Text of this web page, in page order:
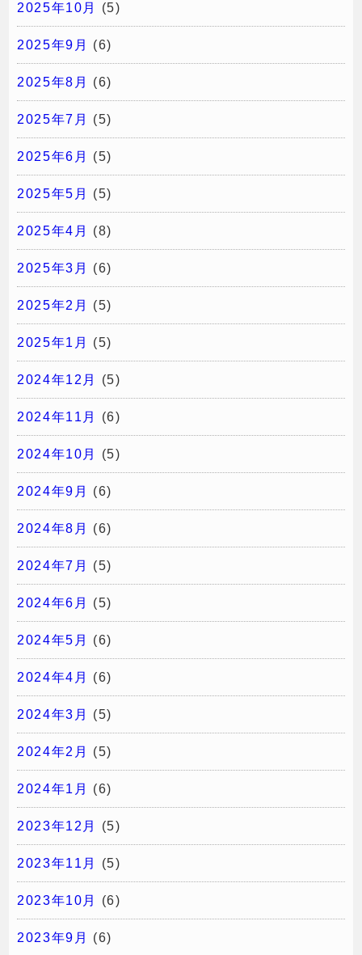
2025年10月 (5)
2025年9月 (6)
2025年8月 (6)
2025年7月 (5)
2025年6月 (5)
2025年5月 (5)
2025年4月 (8)
2025年3月 (6)
2025年2月 (5)
2025年1月 (5)
2024年12月 (5)
2024年11月 (6)
2024年10月 (5)
2024年9月 (6)
2024年8月 (6)
2024年7月 (5)
2024年6月 (5)
2024年5月 (6)
2024年4月 (6)
2024年3月 (5)
2024年2月 (5)
2024年1月 (6)
2023年12月 (5)
2023年11月 (5)
2023年10月 (6)
2023年9月 (6)